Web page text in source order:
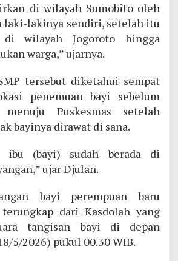
di wilayah Sumobito oleh
laki-lakinya sendiri, setelah itu
wilayah Jogoroto hingga
warga,” ujarnya.
tersebut diketahui sempat
penemuan bayi sebelum
Puskesmas setelah
bayinya dirawat di sana.
ibu (bayi) sudah berada di
ujar Djulan.
bayi perempuan baru
dari Kasdolah yang
tangisan bayi di depan
5/2026) pukul 00.30 WIB.